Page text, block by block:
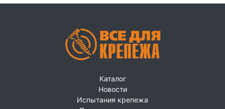
Каталог
Новости
Испытания крепежа